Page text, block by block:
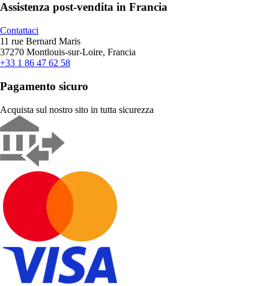
Assistenza post-vendita in Francia
Contattaci
11 rue Bernard Maris
37270 Montlouis-sur-Loire, Francia
+33 1 86 47 62 58
Pagamento sicuro
Acquista sul nostro sito in tutta sicurezza